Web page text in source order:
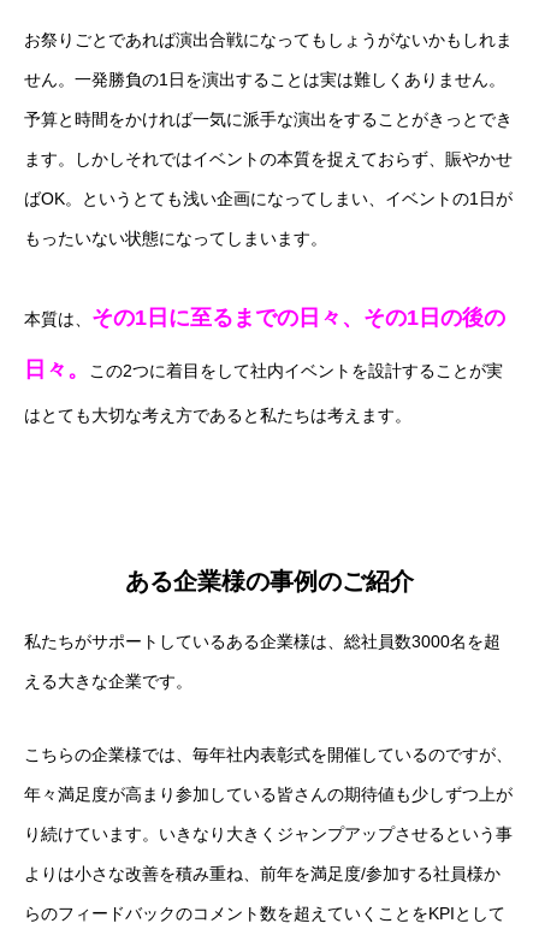
お祭りごとであれば演出合戦になってもしょうがないかもしれま
せん。一発勝負の1日を演出することは実は難しくありません。
予算と時間をかければ一気に派手な演出をすることがきっとでき
ます。しかしそれではイベントの本質を捉えておらず、賑やかせ
ばOK。というとても浅い企画になってしまい、イベントの1日が
もったいない状態になってしまいます。
本質は、 その1日に至るまでの日々、その1日の後の
日々。 この2つに着目をして社内イベントを設計することが実
はとても大切な考え方であると私たちは考えます。
ある企業様の事例のご紹介
私たちがサポートしているある企業様は、総社員数3000名を超
える大きな企業です。
こちらの企業様では、毎年社内表彰式を開催しているのですが、
年々満足度が高まり参加している皆さんの期待値も少しずつ上が
り続けています。いきなり大きくジャンプアップさせるという事
よりは小さな改善を積み重ね、前年を満足度/参加する社員様か
らのフィードバックのコメント数を超えていくことをKPIとして